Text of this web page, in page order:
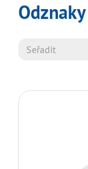
Odznaky
Seřadit